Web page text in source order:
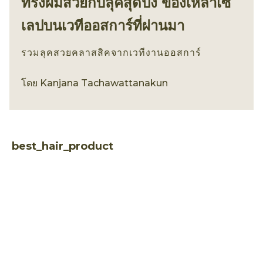
เลปบนเวทีออสการ์ที่ผ่านมา
รวมลุคสวยคลาสสิคจากเวทีงานออสการ์
โดย Kanjana Tachawattanakun
best_hair_product